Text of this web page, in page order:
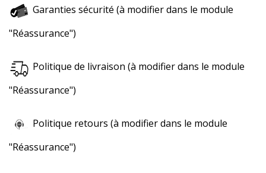
Garanties sécurité (à modifier dans le module
"Réassurance")
Politique de livraison (à modifier dans le module
"Réassurance")
Politique retours (à modifier dans le module
"Réassurance")